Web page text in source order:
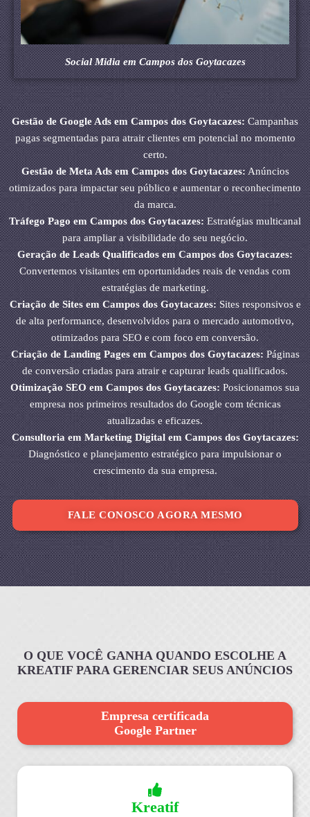
Social Midia em Campos dos Goytacazes
Gestão de Google Ads em Campos dos Goytacazes:Campanhas
pagas segmentadas para atrair clientes em potencial no momento
certo.
Gestão de Meta Ads em Campos dos Goytacazes:Anúncios
otimizados para impactar seu público e aumentar o reconhecimento
da marca.
Tráfego Pago em Campos dos Goytacazes:Estratégias multicanal
para ampliar a visibilidade do seu negócio.
Geração de Leads Qualificados em Campos dos Goytacazes:
Convertemos visitantes em oportunidades reais de vendas com
estratégias de marketing.
Criação de Sites em Campos dos Goytacazes:Sites responsivos e
de alta performance, desenvolvidos para o mercado automotivo,
otimizados para SEO e com foco em conversão.
Criação de Landing Pages em Campos dos Goytacazes:Páginas
de conversão criadas para atrair e capturar leads qualificados.
Otimização SEO em Campos dos Goytacazes:Posicionamos sua
empresa nos primeiros resultados do Google com técnicas
atualizadas e eficazes.
Consultoria em Marketing Digital em Campos dos Goytacazes:
Diagnóstico e planejamento estratégico para impulsionar o
crescimento da sua empresa.
FALE CONOSCO AGORA MESMO
O QUE VOCÊ GANHA QUANDO ESCOLHE A
KREATIF PARA GERENCIAR SEUS ANÚNCIOS
Empresa certificada
Google Partner
Kreatif